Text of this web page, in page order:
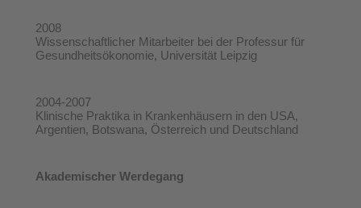
2008
Wissenschaftlicher Mitarbeiter bei der Professur für
Gesundheitsökonomie, Universität Leipzig
2004-2007
Klinische Praktika in Krankenhäusern in den USA,
Argentien, Botswana, Österreich und Deutschland
Akademischer Werdegang